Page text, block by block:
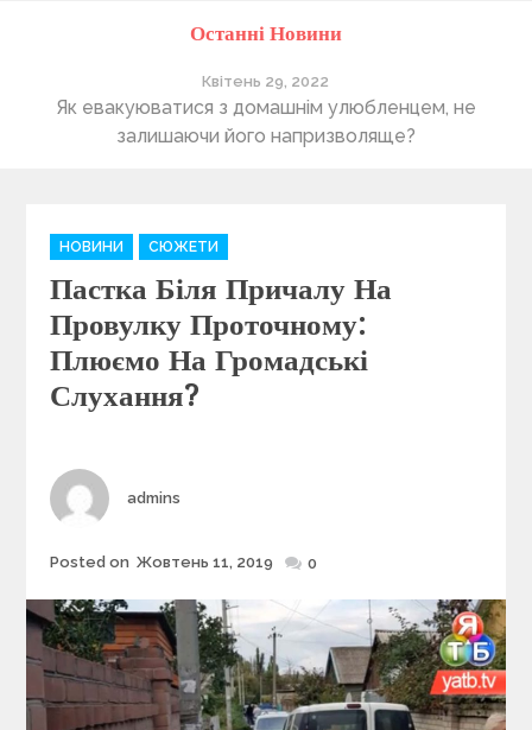
Останні Новини
Квітень 29, 2022
Як евакуюватися з домашнім улюбленцем, не
залишаючи його напризволяще?
C
a
e
g
r
НОВИНИ СЮЖЕТИ
Пастка Біля Причалу На
Провулку Проточному:
Плюємо На Громадські
Слухання?
Author
admins
Posted
Posted on Жовтень 11, 2019 0